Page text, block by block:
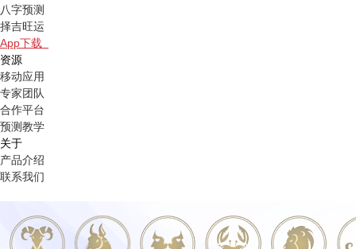
八字预测
择吉旺运
App下载
资源
移动应用
专家团队
合作平台
预测教学
关于
产品介绍
联系我们